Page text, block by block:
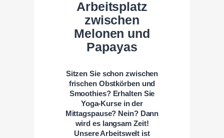
Arbeitsplatz
zwischen
Melonen und
Papayas
Sitzen Sie schon zwischen
frischen Obstkörben und
Smoothies? Erhalten Sie
Yoga-Kurse in der
Mittagspause? Nein? Dann
wird es langsam Zeit!
Unsere Arbeitswelt ist